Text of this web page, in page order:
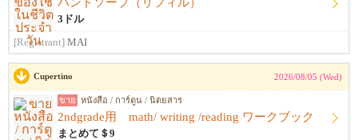
3ドル
[Registrant] MAI
Cupertino 2026/08/05 (Wed)
ขาย หนังสือ / การ์ตูน / นิตยสาร
2ndgrade用 math/ writing /reading ワークブック
まとめて＄9